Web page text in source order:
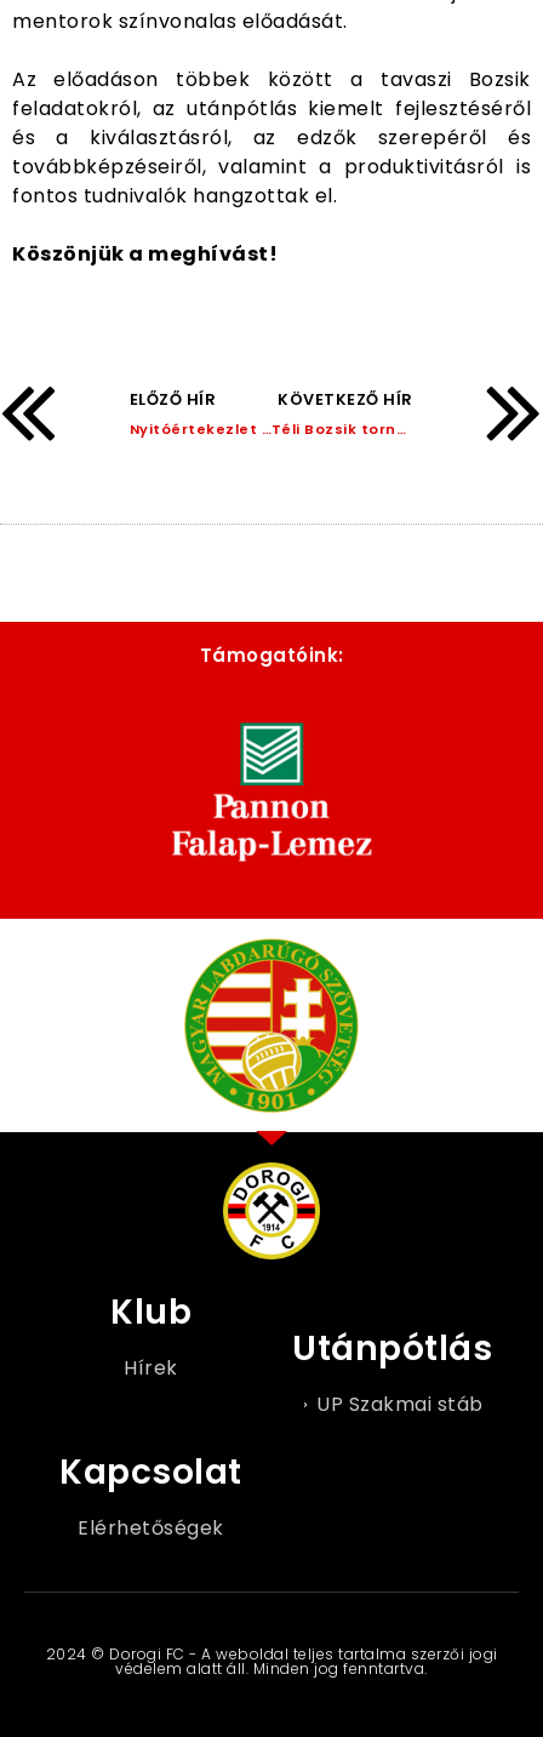
mentorok színvonalas előadását.
Az előadáson többek között a tavaszi Bozsik
feladatokról, az utánpótlás kiemelt fejlesztéséről
és a kiválasztásról, az edzők szerepéről és
továbbképzéseiről, valamint a produktivitásról is
fontos tudnivalók hangzottak el.
Köszönjük a meghívást!
ELŐZŐ HÍR
Nyitóértekezlet Grassroots klubjainknak!
KÖVETKEZŐ HÍR
Téli Bozsik tornákat szerveztünk!
Támogatóink:
Klub
Hírek Utánpótlás
UP Szakmai stáb
Kapcsolat
Elérhetőségek
2024 © Dorogi FC - A weboldal teljes tartalma szerzői jogi
védelem alatt áll. Minden jog fenntartva.